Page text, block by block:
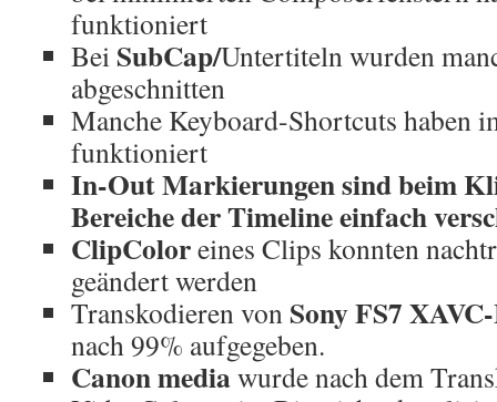
funktioniert
Bei SubCap/Untertiteln wurden
abgeschnitten
Manche Keyboard-Shortcuts haben
funktioniert
In-Out Markierungen sind beim
Bereiche der Timeline einfach
ClipColoreines Clips konnten
geändert werden
Transkodieren von Sony FS7
nach 99% aufgegeben.
Canon mediawurde nach dem